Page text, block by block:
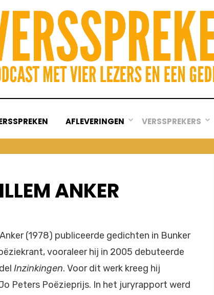
AFLEVERINGEN VERSSPREKERS
ANKER
(1978) publiceerde gedichten in Bunker
vooraleer hij in 2005 debuteerde
Inzinkingen. Voor dit werk kreeg hij
Peters Poëzieprijs. In het juryrapport werd